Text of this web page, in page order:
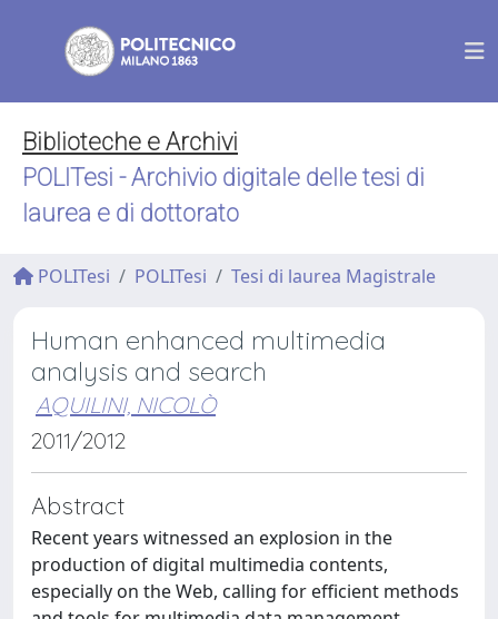
Biblioteche e Archivi
POLITesi - Archivio digitale delle tesi di
laurea e di dottorato
POLITesi POLITesi Tesi di laurea Magistrale
Human enhanced multimedia
analysis and search
AQUILINI, NICOLÒ
2011/2012
Abstract
Recent years witnessed an explosion in the
production of digital multimedia contents,
especially on the Web, calling for efficient methods